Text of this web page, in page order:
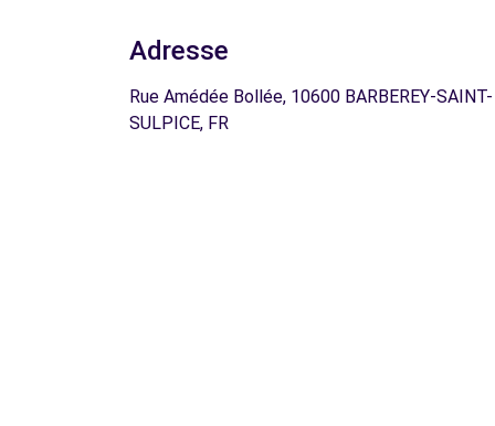
Adresse
Rue Amédée Bollée, 10600 BARBEREY-SAINT-
SULPICE, FR